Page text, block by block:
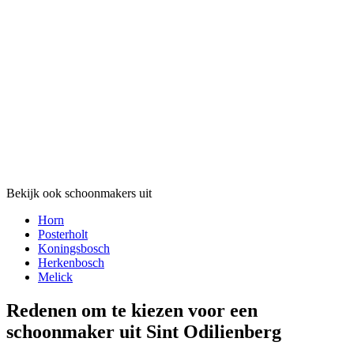
Bekijk ook schoonmakers uit
Horn
Posterholt
Koningsbosch
Herkenbosch
Melick
Redenen om te kiezen voor een
schoonmaker uit Sint Odilienberg